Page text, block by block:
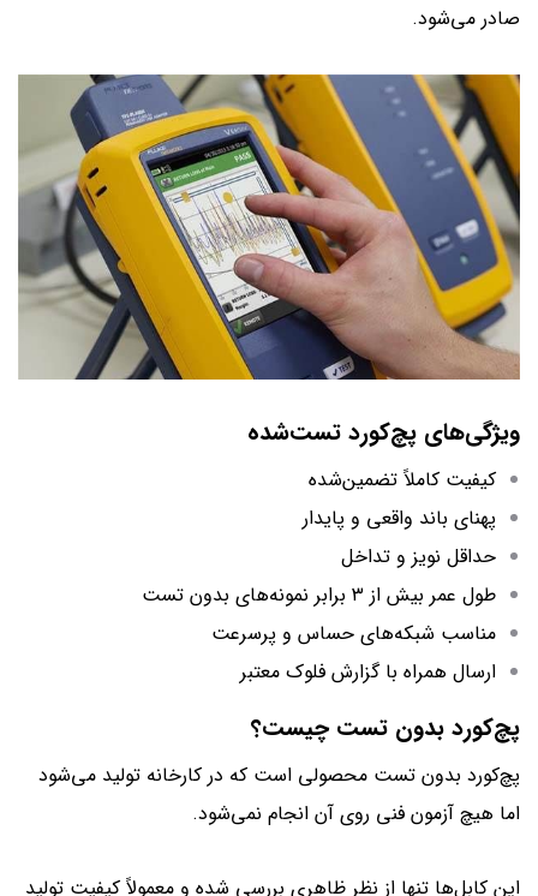
صادر می‌شود.
ویژگی‌های پچ‌کورد تست‌شده
کیفیت کاملاً تضمین‌شده
پهنای باند واقعی و پایدار
حداقل نویز و تداخل
طول عمر بیش از ۳ برابر نمونه‌های بدون تست
مناسب شبکه‌های حساس و پرسرعت
ارسال همراه با گزارش فلوک معتبر
پچ‌کورد بدون تست چیست؟
پچ‌کورد بدون تست محصولی است که در کارخانه تولید می‌شود
اما هیچ آزمون فنی روی آن انجام نمی‌شود.
این کابل‌ها تنها از نظر ظاهری بررسی شده و معمولاً کیفیت تولید